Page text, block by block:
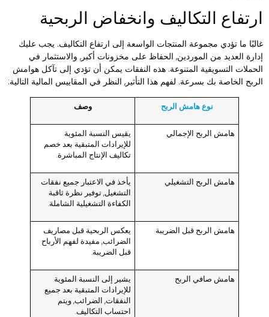
التكاليف وانخفاض الربحية
ما تؤدي مجموعة المنتجات الواسعة إلى ارتفاع التكاليف. يجب عليك
العديد من الموردين, الحفاظ على مخزونات أكبر, والاستثمار في
التسويقية المتنوعة. هذه النفقات يمكن أن تؤدي إلى تآكل هوامش
الخاصة بك بسرعة. لفهم هذا التأثير, النظر في المقاييس المالية التالية:
نوع هامش الربح وصف
هامش الربح الإجمالي
يقيس النسبة المئوية
للإيرادات المتبقية بعد خصم
تكاليف الإنتاج المباشرة.
هامش الربح التشغيلي
يأخذ في الاعتبار جميع نفقات
التشغيل, توفير نظرة ثاقبة
الكفاءة التشغيلية الشاملة.
هامش الربح قبل الضريبة
يعكس الربحية قبل مصاريف
الضرائب, مفيدة لفهم الأرباح
قبل الضريبة.
هامش صافي الربح
يشير إلى النسبة المئوية
للإيرادات المتبقية بعد جميع
النفقات, الضرائب, ويتم
احتساب التكاليف.